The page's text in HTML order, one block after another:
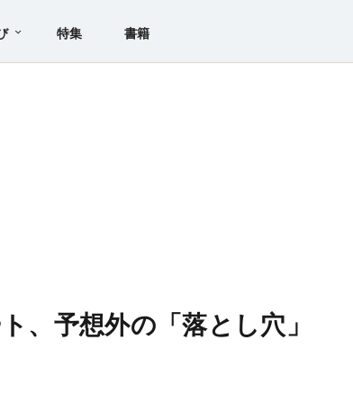
特集 書籍
、予想外の「落とし穴」